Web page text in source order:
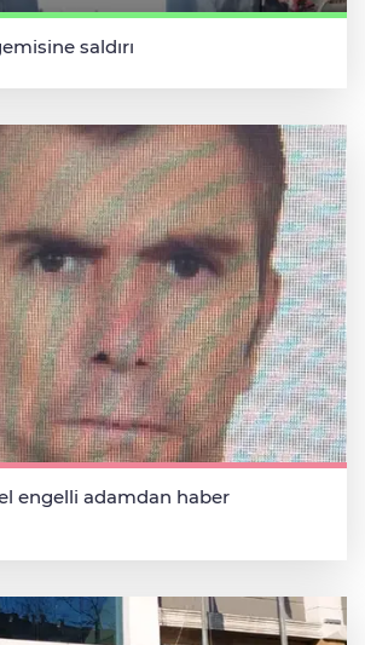
saldırı
engelli adamdan haber